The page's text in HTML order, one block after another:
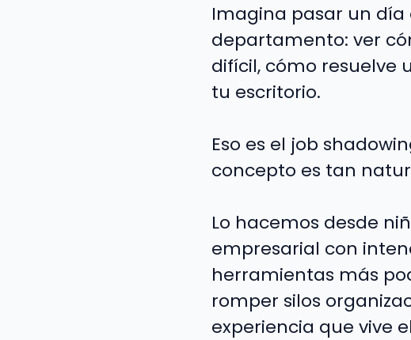
Imagina pasar un
departamento: ver
difícil, cómo resuelve
tu escritorio.
Eso es el job
concepto es tan
Lo hacemos desde
empresarial con
herramientas más
romper silos
experiencia que vive